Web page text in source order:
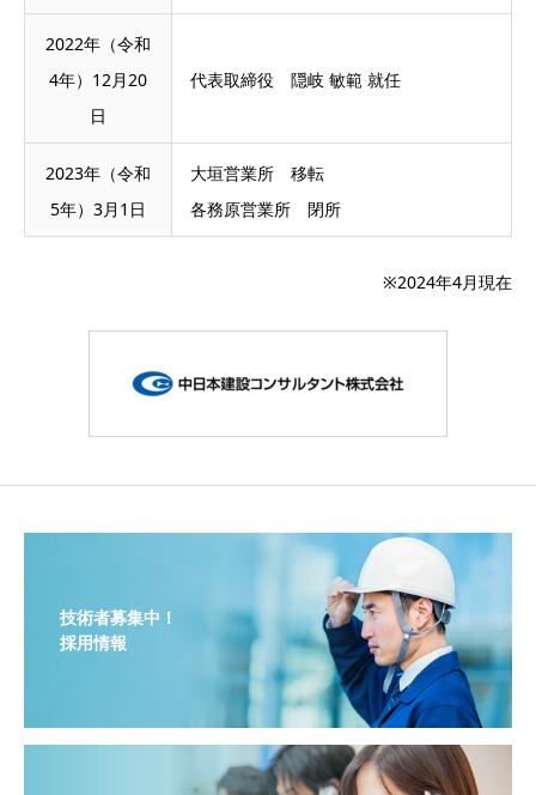
2022年（令和
4年）12月20
日
代表取締役 隠岐 敏範 就任
2023年（令和
5年）3月1日
大垣営業所 移転
各務原営業所 閉所
※2024年4月現在
技術者募集中！
採用情報